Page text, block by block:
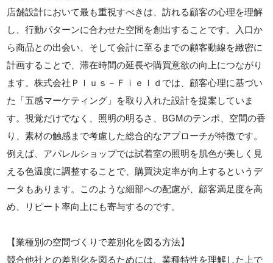
店舗設計において最も重視すべきは、訪れる顧客の心理を理解
し、行動パターンに合わせた空間を創出することです。入口か
ら商品との出会い、そして会計に至るまでの顧客動線を緻密に
計画することで、滞在時間の延長や購買意欲の向上につながり
ます。株式会社Ｐｌｕｓ－Ｆｉｅｌｄでは、顧客心理に基づい
た「五感マーケティング」を取り入れた設計を提案していま
す。視覚だけでなく、照明の明るさ、BGMのテンポ、空間の香
り、素材の触感まで考慮した総合的なアプローチが特徴です。
例えば、アパレルショップでは試着室の照明を肌色が美しく見
える色温度に調整することで、購買決定率が向上するというデ
ータもあります。このような細部への配慮が、顧客満足度を高
め、リピート率向上にも寄与するのです。
【業種別の空間づくりで差別化を図る方法】
競合他社との差別化を図るためには、業種特性を理解した上で